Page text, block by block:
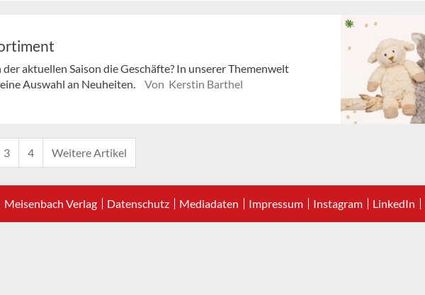
aktuellen Saison die Geschäfte? In unserer Themenwelt
Auswahl an Neuheiten.
Von Kerstin Barthel
3 4 Weitere Artikel
Meisenbach Verlag Datenschutz Mediadaten Impressum Instagram LinkedIn